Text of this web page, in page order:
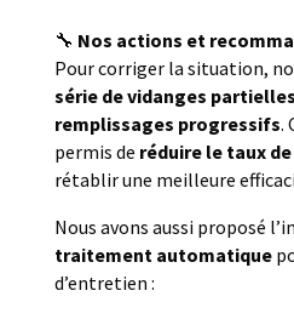
🔧 Nos actions et
Pour corriger la situation,
série de vidanges partielles
remplissages progressifs.
permis de réduire le taux
rétablir une meilleure
Nous avons aussi proposé
traitement automatique
d’entretien :